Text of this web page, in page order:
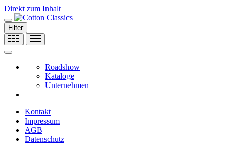
Direkt zum Inhalt
Filter
Roadshow
Kataloge
Unternehmen
Kontakt
Impressum
AGB
Datenschutz